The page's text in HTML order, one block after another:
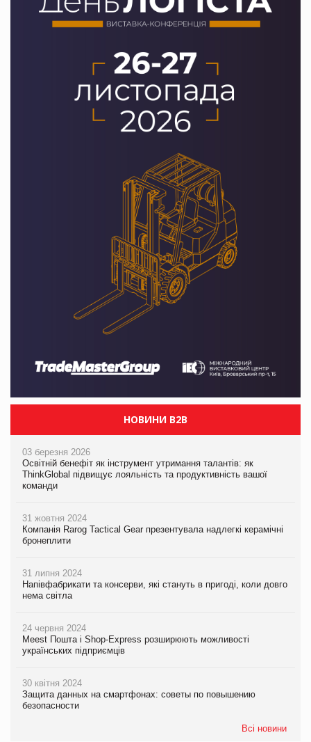
НОВИНИ B2B
03 березня 2026
Освітній бенефіт як інструмент утримання талантів: як
ThinkGlobal підвищує лояльність та продуктивність вашої
команди
31 жовтня 2024
Компанія Rarog Tactical Gear презентувала надлегкі керамічні
бронеплити
31 липня 2024
Напівфабрикати та консерви, які стануть в пригоді, коли довго
нема світла
24 червня 2024
Meest Пошта і Shop-Express розширюють можливості
українських підприємців
30 квітня 2024
Защита данных на смартфонах: советы по повышению
безопасности
Всі новини